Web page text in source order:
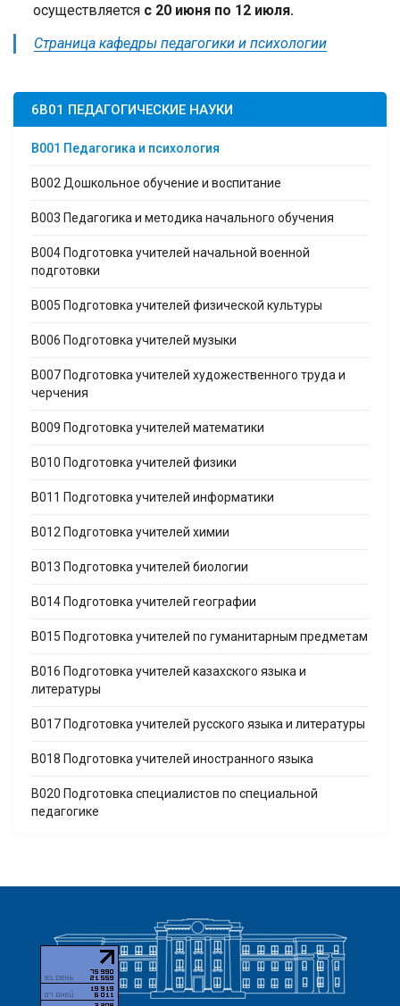
осуществляется с 20 июня по 12 июля.
Страница кафедры педагогики и психологии
6B01 ПЕДАГОГИЧЕСКИЕ НАУКИ
B001 Педагогика и психология
B002 Дошкольное обучение и воспитание
B003 Педагогика и методика начального обучения
B004 Подготовка учителей начальной военной
подготовки
B005 Подготовка учителей физической культуры
B006 Подготовка учителей музыки
B007 Подготовка учителей художественного труда и
черчения
B009 Подготовка учителей математики
B010 Подготовка учителей физики
B011 Подготовка учителей информатики
B012 Подготовка учителей химии
B013 Подготовка учителей биологии
B014 Подготовка учителей географии
B015 Подготовка учителей по гуманитарным предметам
B016 Подготовка учителей казахского языка и
литературы
B017 Подготовка учителей русского языка и литературы
B018 Подготовка учителей иностранного языка
B020 Подготовка специалистов по специальной
педагогике